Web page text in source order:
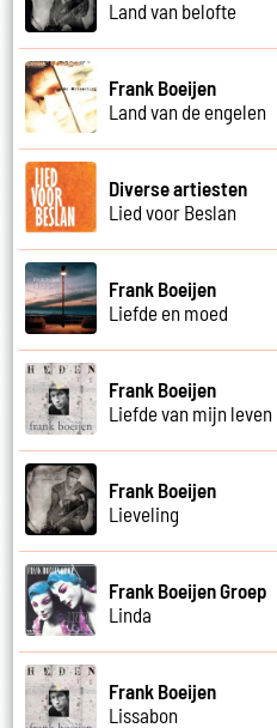
Land van belofte
Frank Boeijen
Land van de engelen
Diverse artiesten
Lied voor Beslan
Frank Boeijen
Liefde en moed
Frank Boeijen
Liefde van mijn leven
Frank Boeijen
Lieveling
Frank Boeijen Groep
Linda
Frank Boeijen
Lissabon